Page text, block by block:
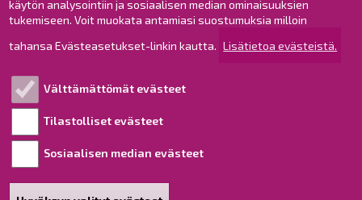
käytön analysointiin ja sosiaalisen median ominaisuuksien
tukemiseen. Voit muokata antamiasi suostumuksia milloin
tahansa Evästeasetukset-linkin kautta. Lisätietoa evästeistä.
Välttämättömät evästeet
Tilastolliset evästeet
Sosiaalisen median evästeet
Esityslistat ja pöytäkirjat
Viranhaltijapäätökset
Saavutettavuusseloste